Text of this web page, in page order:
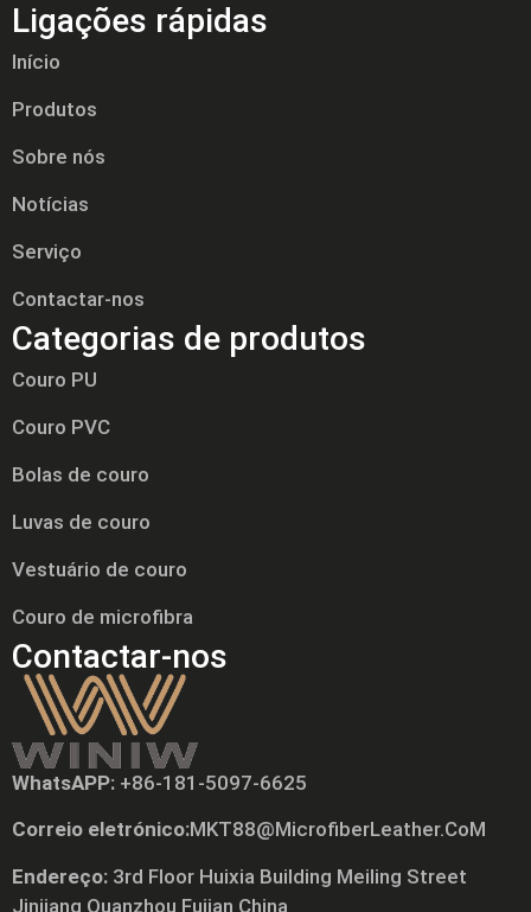
Ligações rápidas
Início
Produtos
Sobre nós
Notícias
Serviço
Contactar-nos
Categorias de produtos
Couro PU
Couro PVC
Bolas de couro
Luvas de couro
Vestuário de couro
Couro de microfibra
Contactar-nos
WhatsAPP: +86-181-5097-6625
Correio eletrónico:MKT88@MicrofiberLeather.CoM
Endereço: 3rd Floor Huixia Building Meiling Street
Jinjiang Quanzhou Fujian China
日本語